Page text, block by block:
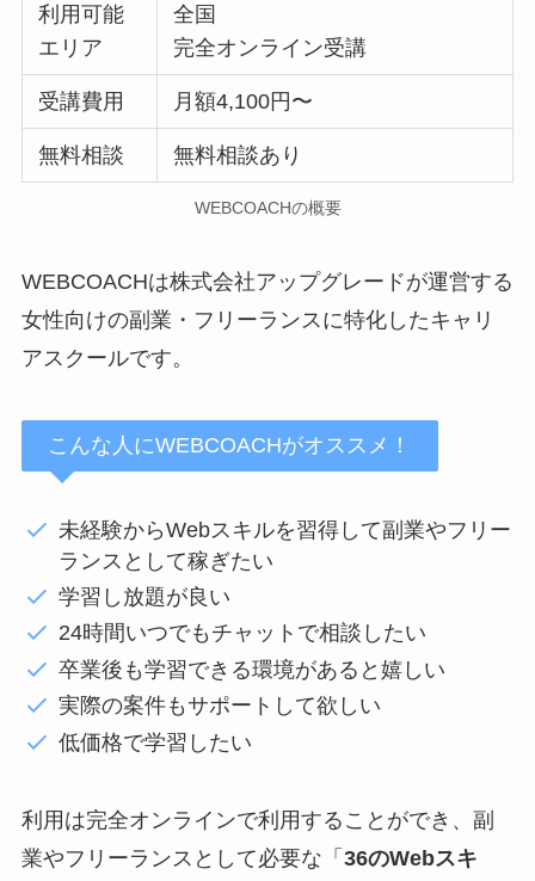
利用可能
エリア
全国
完全オンライン受講
受講費用 月額4,100円〜
無料相談 無料相談あり
WEBCOACHの概要
WEBCOACHは株式会社アップグレードが運営する
女性向けの副業・フリーランスに特化したキャリ
アスクールです。
こんな人にWEBCOACHがオススメ！
未経験からWebスキルを習得して副業やフリー
ランスとして稼ぎたい
学習し放題が良い
24時間いつでもチャットで相談したい
卒業後も学習できる環境があると嬉しい
実際の案件もサポートして欲しい
低価格で学習したい
利用は完全オンラインで利用することができ、副
業やフリーランスとして必要な「 36のWebスキ